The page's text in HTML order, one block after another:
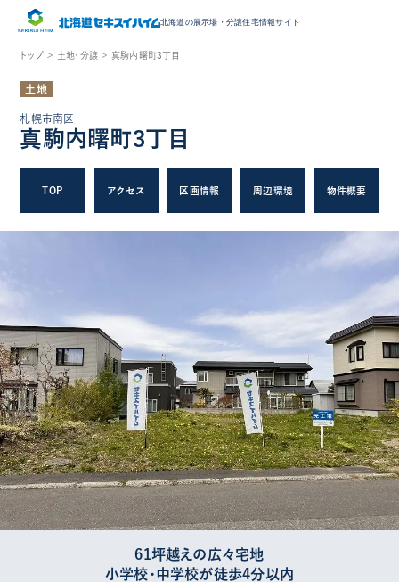
北海道の展示場・ 分譲住宅情報サイト
トップ ＞ 土地・分譲 ＞ 真駒内曙町3丁目
土地
札幌市南区
真駒内曙町3丁目
61坪越えの広々宅地
小学校・中学校が徒歩4分以内
TOP アクセス 区画情報 周辺環境 物件概要